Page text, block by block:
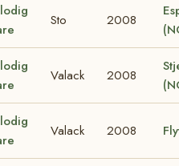
Sto 2008
Valack 2008
Valack 2008